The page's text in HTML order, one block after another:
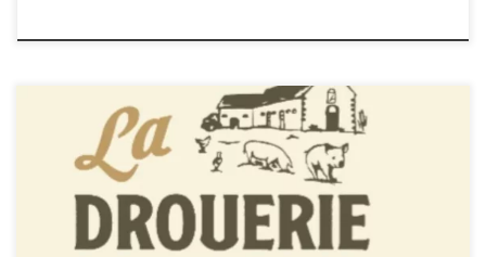
Petite participation de notre association sportive Raid-Ox 72 à
notre fournisseur officiel de charcuterie Charcuterie de la Drouerie
!! Nous […]